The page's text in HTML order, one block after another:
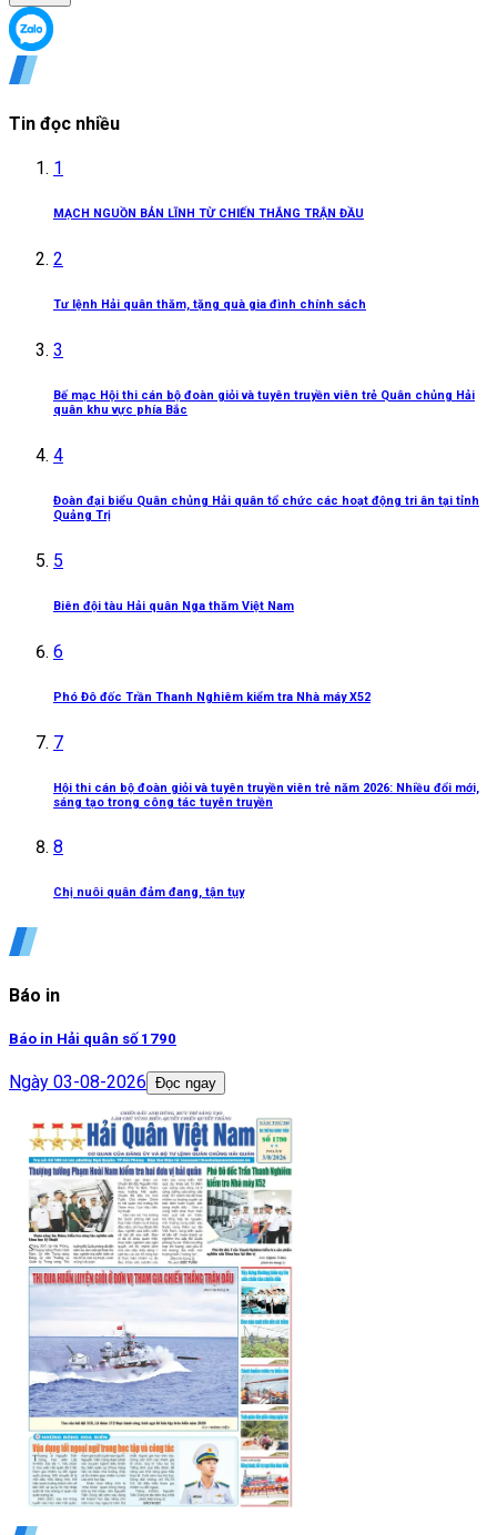
Tin đọc nhiều
1
MẠCH NGUỒN BẢN LĨNH TỪ CHIẾN THẮNG TRẬN ĐẦU
2
Tư lệnh Hải quân thăm, tặng quà gia đình chính sách
3
Bế mạc Hội thi cán bộ đoàn giỏi và tuyên truyền viên trẻ Quân chủng Hải
quân khu vực phía Bắc
4
Đoàn đại biểu Quân chủng Hải quân tổ chức các hoạt động tri ân tại tỉnh
Quảng Trị
5
Biên đội tàu Hải quân Nga thăm Việt Nam
6
Phó Đô đốc Trần Thanh Nghiêm kiểm tra Nhà máy X52
7
Hội thi cán bộ đoàn giỏi và tuyên truyền viên trẻ năm 2026: Nhiều đổi mới,
sáng tạo trong công tác tuyên truyền
8
Chị nuôi quân đảm đang, tận tụy
Báo in
Báo in Hải quân số 1790
Ngày 03-08-2026 Đọc ngay